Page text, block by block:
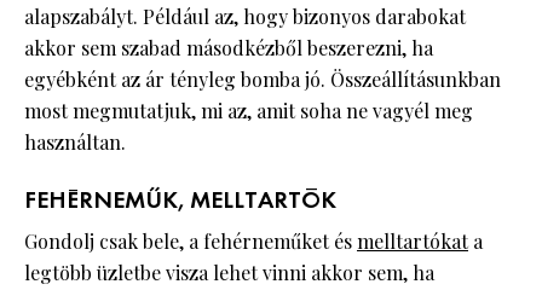
alapszabályt. Például az, hogy bizonyos darabokat
akkor sem szabad másodkézből beszerezni, ha
egyébként az ár tényleg bomba jó. Összeállításunkban
most megmutatjuk, mi az, amit soha ne vagyél meg
használtan.
FEHÉRNEMŰK, MELLTARTÓK
Gondolj csak bele, a fehérneműket ésmelltartókata
legtöbb üzletbe visza lehet vinni akkor sem, ha